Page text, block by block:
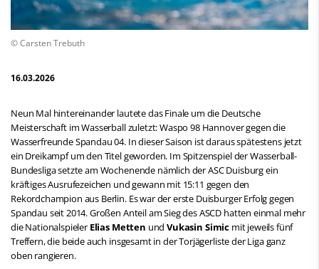
© Carsten Trebuth
16.03.2026
Neun Mal hintereinander lautete das Finale um die Deutsche
Meisterschaft im Wasserball zuletzt: Waspo 98 Hannover gegen die
Wasserfreunde Spandau 04. In dieser Saison ist daraus spätestens jetzt
ein Dreikampf um den Titel geworden. Im Spitzenspiel der Wasserball-
Bundesliga setzte am Wochenende nämlich der ASC Duisburg ein
kräftiges Ausrufezeichen und gewann mit 15:11 gegen den
Rekordchampion aus Berlin. Es war der erste Duisburger Erfolg gegen
Spandau seit 2014. Großen Anteil am Sieg des ASCD hatten einmal mehr
die Nationalspieler Elias Metten undVukasin Simic mit jeweils fünf
Treffern, die beide auch insgesamt in der Torjägerliste der Liga ganz
oben rangieren.